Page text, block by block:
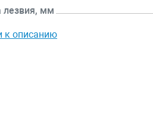
лезвия, мм
к описанию